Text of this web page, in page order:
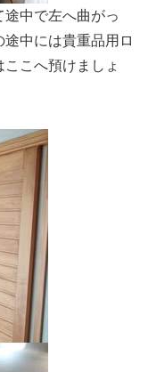
中で左へ曲がっ
中には貴重品用ロ
こへ預けましょ